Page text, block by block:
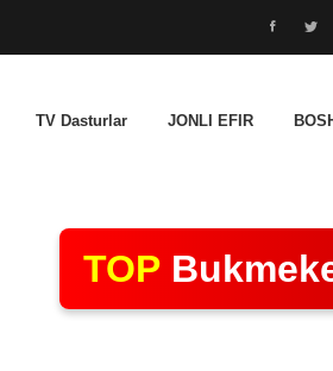
TV Dasturlar JONLI EFIR
TOP